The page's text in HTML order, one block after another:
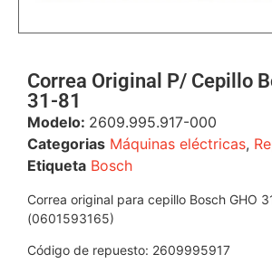
Correa Original P/ Cepillo
31-81
Modelo: 2609.995.917-000
Categorias Máquinas eléctricas,
Etiqueta Bosch
Correa original para cepillo Bosch GHO
(0601593165)
Código de repuesto: 2609995917